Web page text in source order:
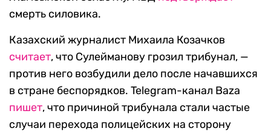
смерть силовика.
Казахский журналист Михаила Козачков
считает, что Сулейманову грозил трибунал, —
против него возбудили дело после начавшихся
в стране беспорядков. Telegram-канал Baza
пишет, что причиной трибунала стали частые
случаи перехода полицейских на сторону